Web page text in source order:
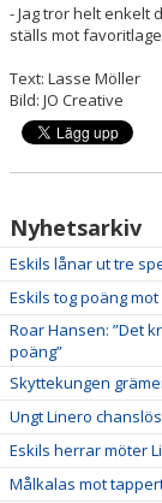
- Jag tror helt enkelt
ställs mot
Text: Lasse Möller
Bild: JO Creative
Nyhetsarkiv
Eskils lånar ut tre
Eskils tog poäng
Roar Hansen: ”Det
poäng”
Skyttekungen
Ungt Linero
Eskils herrar möter
Målkalas mot